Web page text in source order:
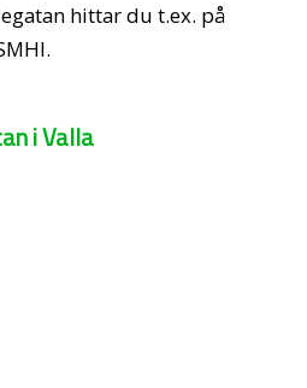
hittar du t.ex. på
i Valla